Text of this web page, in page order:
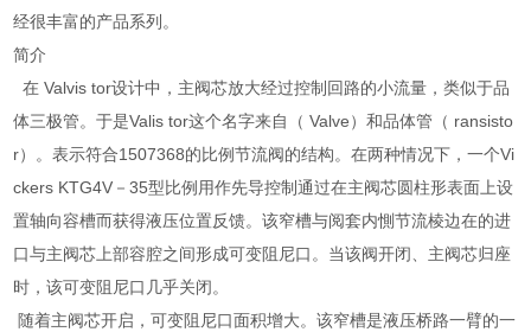
经很丰富的产品系列。
简介
在 Valvis tor设计中，主阀芯放大经过控制回路的小流量，类似于品
体三极管。于是Valis tor这个名字来自（ Valve）和品体管（ ransisto
r）。表示符合1507368的比例节流阀的结构。在两种情况下，一个Vi
ckers KTG4V－35型比例用作先导控制通过在主阀芯圆柱形表面上设
置轴向容槽而获得液压位置反馈。该窄槽与阅套内惻节流棱边在的进
口与主阀芯上部容腔之间形成可变阻尼口。当该阀开闭、主阀芯归座
时，该可变阻尼口几乎关闭。
随着主阀芯开启，可变阻尼口面积增大。该窄槽是液压桥路一臂的一